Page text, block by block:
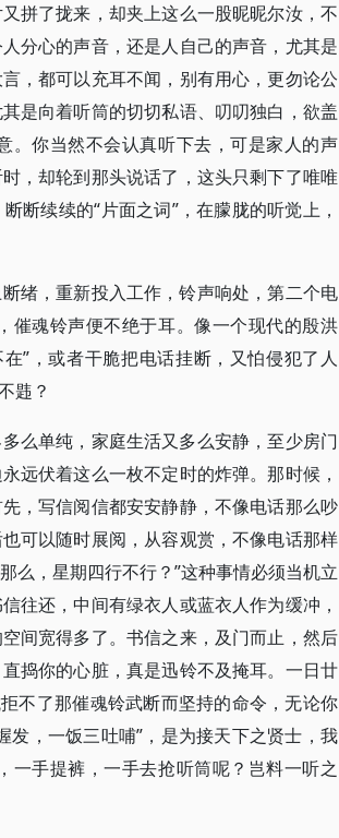
拼了拢来，却夹上这么一股昵昵尔汝，不
分心的声音，还是人自己的声音，尤其是
，都可以充耳不闻，别有用心，更勿论公
是向着听筒的切切私语、叨叨独白，欲盖
。你当然不会认真听下去，可是家人的声
，却轮到那头说话了，这头只剩下了唯唯
断续续的“片面之词”，在朦胧的听觉上，
绪，重新投入工作，铃声响处，第二个电
催魂铃声便不绝于耳。像一个现代的殷洪
”，或者干脆把电话挂断，又怕侵犯了人
韪？
么单纯，家庭生活又多么安静，至少房门
远伏着这么一枚不定时的炸弹。那时候，
，写信阅信都安安静静，不像电话那么吵
可以随时展阅，从容观赏，不像电话那样
么，星期四行不行？”这种事情必须当机立
往还，中间有绿衣人或蓝衣人作为缓冲，
间宽得多了。书信之来，及门而止，然后
捣你的心脏，真是迅铃不及掩耳。一日廿
不了那催魂铃武断而坚持的命令，无论你
发，一饭三吐哺”，是为接天下之贤士，我
一手提裤，一手去抢听筒呢？岂料一听之